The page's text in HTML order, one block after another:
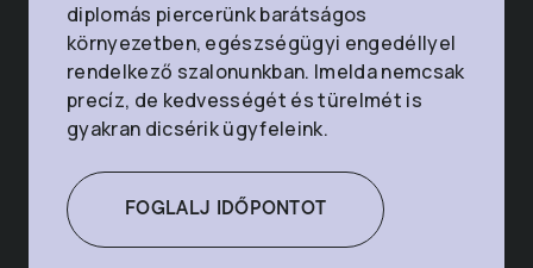
diplomás piercerünk barátságos
környezetben, egészségügyi engedéllyel
rendelkező szalonunkban. Imelda nemcsak
precíz, de kedvességét és türelmét is
gyakran dicsérik ügyfeleink.
FOGLALJ IDŐPONTOT